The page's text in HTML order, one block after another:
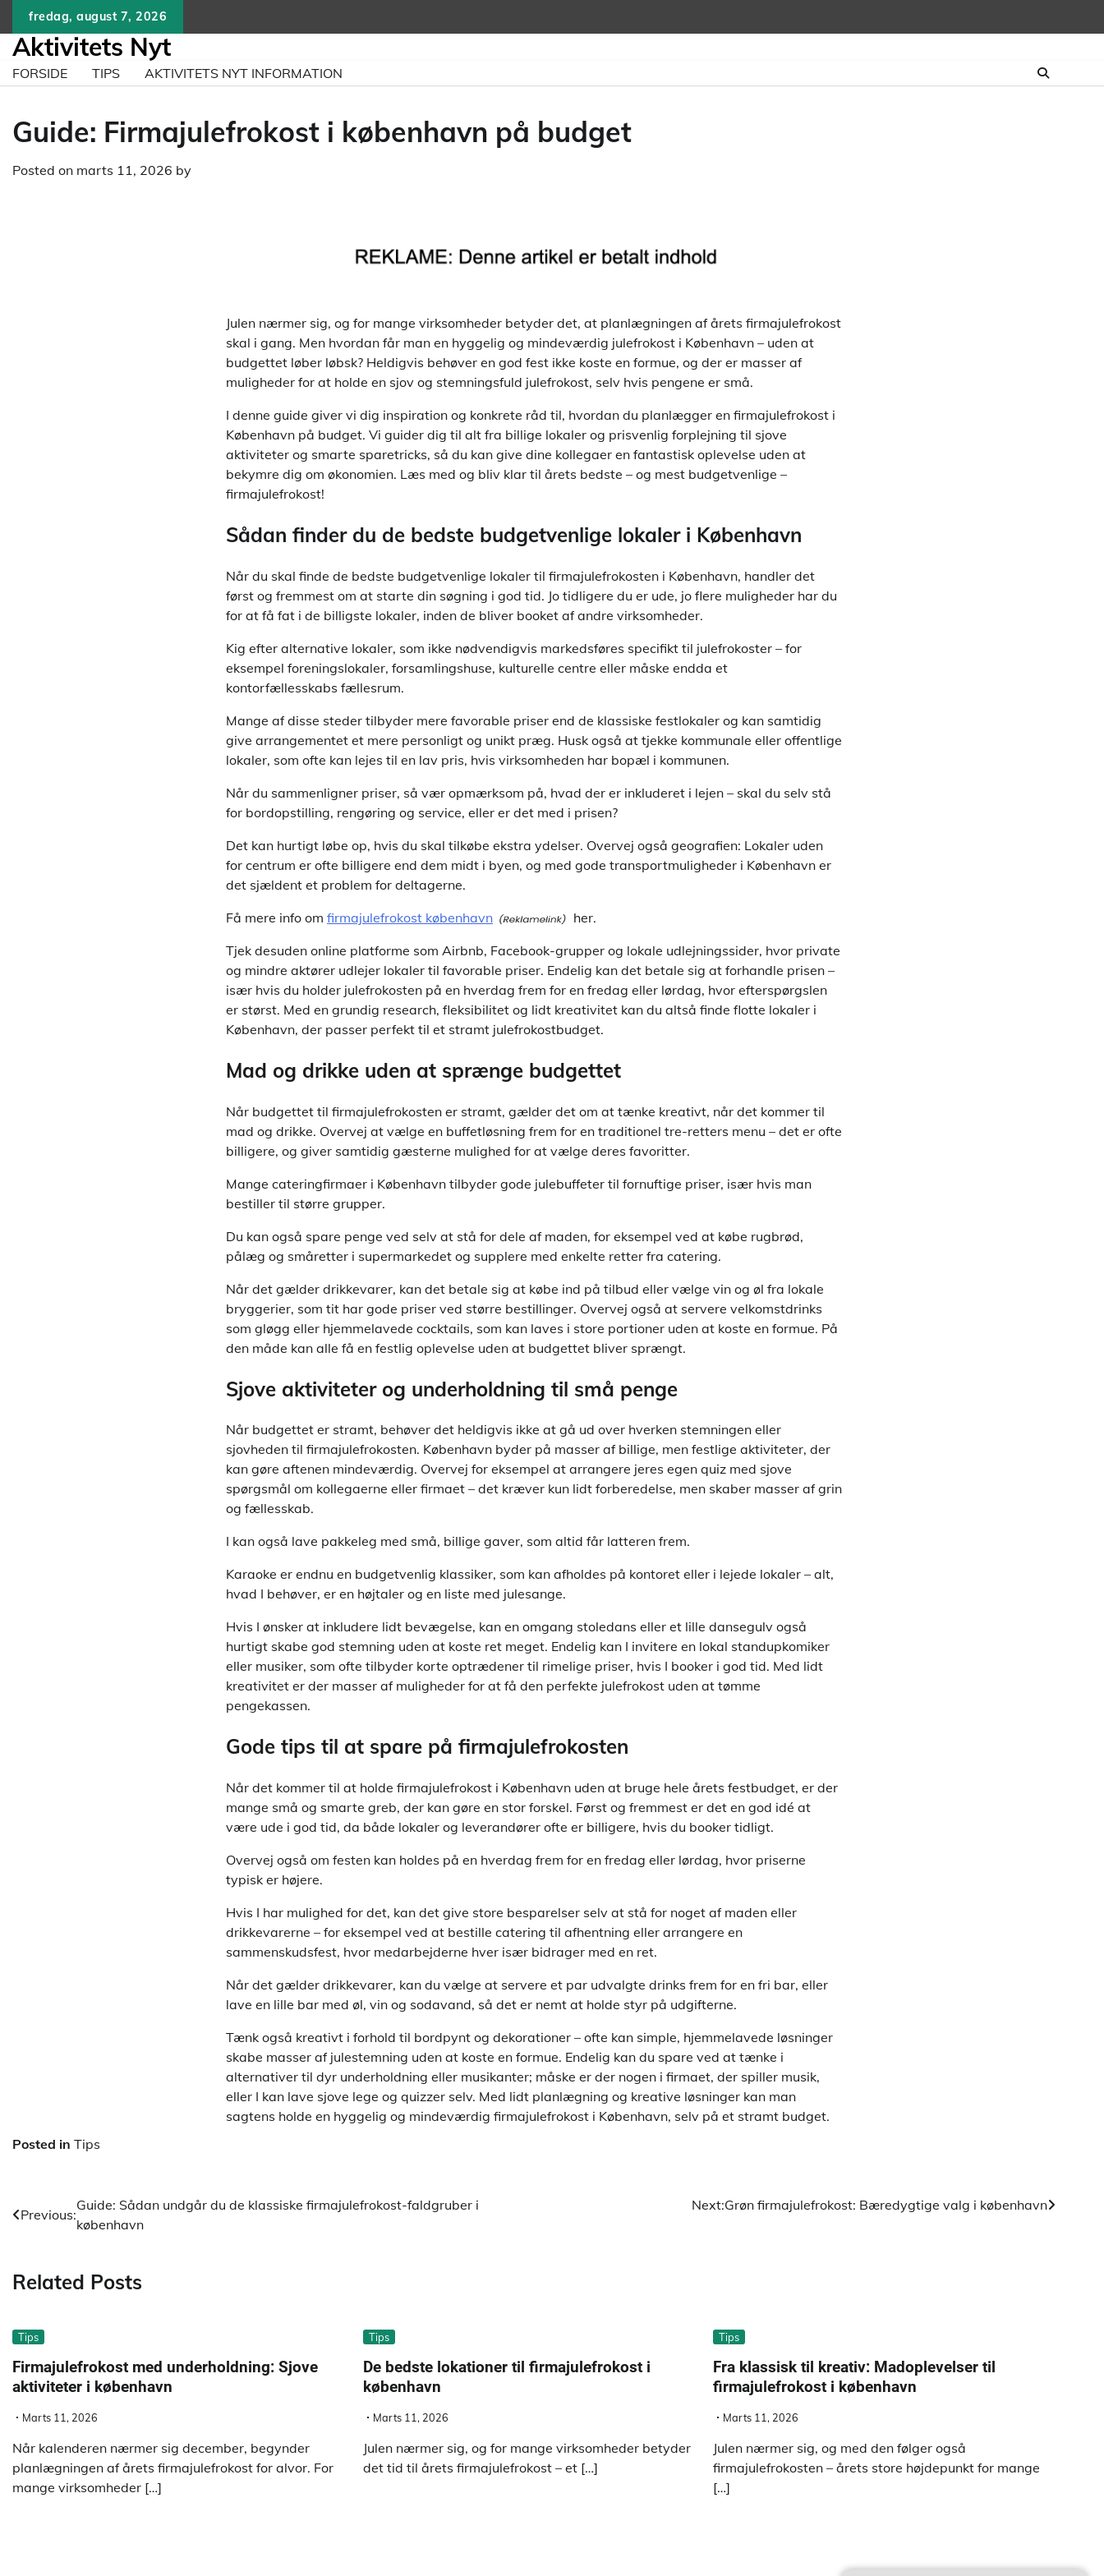
content
fredag, august 7, 2026
Aktivitets Nyt
FORSIDE TIPS AKTIVITETS NYT INFORMATION
Guide: Firmajulefrokost i københavn på budget
Posted on marts 11, 2026 by
Julen nærmer sig, og for mange virksomheder betyder det, at planlægningen af årets firmajulefrokost
skal i gang. Men hvordan får man en hyggelig og mindeværdig julefrokost i København – uden at
budgettet løber løbsk? Heldigvis behøver en god fest ikke koste en formue, og der er masser af
muligheder for at holde en sjov og stemningsfuld julefrokost, selv hvis pengene er små.
I denne guide giver vi dig inspiration og konkrete råd til, hvordan du planlægger en firmajulefrokost i
København på budget. Vi guider dig til alt fra billige lokaler og prisvenlig forplejning til sjove
aktiviteter og smarte sparetricks, så du kan give dine kollegaer en fantastisk oplevelse uden at
bekymre dig om økonomien. Læs med og bliv klar til årets bedste – og mest budgetvenlige –
firmajulefrokost!
Sådan finder du de bedste budgetvenlige lokaler i København
Når du skal finde de bedste budgetvenlige lokaler til firmajulefrokosten i København, handler det
først og fremmest om at starte din søgning i god tid. Jo tidligere du er ude, jo flere muligheder har du
for at få fat i de billigste lokaler, inden de bliver booket af andre virksomheder.
Kig efter alternative lokaler, som ikke nødvendigvis markedsføres specifikt til julefrokoster – for
eksempel foreningslokaler, forsamlingshuse, kulturelle centre eller måske endda et
kontorfællesskabs fællesrum.
Mange af disse steder tilbyder mere favorable priser end de klassiske festlokaler og kan samtidig
give arrangementet et mere personligt og unikt præg. Husk også at tjekke kommunale eller offentlige
lokaler, som ofte kan lejes til en lav pris, hvis virksomheden har bopæl i kommunen.
Når du sammenligner priser, så vær opmærksom på, hvad der er inkluderet i lejen – skal du selv stå
for bordopstilling, rengøring og service, eller er det med i prisen?
Det kan hurtigt løbe op, hvis du skal tilkøbe ekstra ydelser. Overvej også geografien: Lokaler uden
for centrum er ofte billigere end dem midt i byen, og med gode transportmuligheder i København er
det sjældent et problem for deltagerne.
Få mere info om firmajulefrokost københavn
her.
Tjek desuden online platforme som Airbnb, Facebook-grupper og lokale udlejningssider, hvor private
og mindre aktører udlejer lokaler til favorable priser. Endelig kan det betale sig at forhandle prisen –
især hvis du holder julefrokosten på en hverdag frem for en fredag eller lørdag, hvor efterspørgslen
er størst. Med en grundig research, fleksibilitet og lidt kreativitet kan du altså finde flotte lokaler i
København, der passer perfekt til et stramt julefrokostbudget.
Mad og drikke uden at sprænge budgettet
Når budgettet til firmajulefrokosten er stramt, gælder det om at tænke kreativt, når det kommer til
mad og drikke. Overvej at vælge en buffetløsning frem for en traditionel tre-retters menu – det er ofte
billigere, og giver samtidig gæsterne mulighed for at vælge deres favoritter.
Mange cateringfirmaer i København tilbyder gode julebuffeter til fornuftige priser, især hvis man
bestiller til større grupper.
Du kan også spare penge ved selv at stå for dele af maden, for eksempel ved at købe rugbrød,
pålæg og småretter i supermarkedet og supplere med enkelte retter fra catering.
Når det gælder drikkevarer, kan det betale sig at købe ind på tilbud eller vælge vin og øl fra lokale
bryggerier, som tit har gode priser ved større bestillinger. Overvej også at servere velkomstdrinks
som gløgg eller hjemmelavede cocktails, som kan laves i store portioner uden at koste en formue. På
den måde kan alle få en festlig oplevelse uden at budgettet bliver sprængt.
Sjove aktiviteter og underholdning til små penge
Når budgettet er stramt, behøver det heldigvis ikke at gå ud over hverken stemningen eller
sjovheden til firmajulefrokosten. København byder på masser af billige, men festlige aktiviteter, der
kan gøre aftenen mindeværdig. Overvej for eksempel at arrangere jeres egen quiz med sjove
spørgsmål om kollegaerne eller firmaet – det kræver kun lidt forberedelse, men skaber masser af grin
og fællesskab.
I kan også lave pakkeleg med små, billige gaver, som altid får latteren frem.
Karaoke er endnu en budgetvenlig klassiker, som kan afholdes på kontoret eller i lejede lokaler – alt,
hvad I behøver, er en højtaler og en liste med julesange.
Hvis I ønsker at inkludere lidt bevægelse, kan en omgang stoledans eller et lille dansegulv også
hurtigt skabe god stemning uden at koste ret meget. Endelig kan I invitere en lokal standupkomiker
eller musiker, som ofte tilbyder korte optrædener til rimelige priser, hvis I booker i god tid. Med lidt
kreativitet er der masser af muligheder for at få den perfekte julefrokost uden at tømme
pengekassen.
Gode tips til at spare på firmajulefrokosten
Når det kommer til at holde firmajulefrokost i København uden at bruge hele årets festbudget, er der
mange små og smarte greb, der kan gøre en stor forskel. Først og fremmest er det en god idé at
være ude i god tid, da både lokaler og leverandører ofte er billigere, hvis du booker tidligt.
Overvej også om festen kan holdes på en hverdag frem for en fredag eller lørdag, hvor priserne
typisk er højere.
Hvis I har mulighed for det, kan det give store besparelser selv at stå for noget af maden eller
drikkevarerne – for eksempel ved at bestille catering til afhentning eller arrangere en
sammenskudsfest, hvor medarbejderne hver især bidrager med en ret.
Når det gælder drikkevarer, kan du vælge at servere et par udvalgte drinks frem for en fri bar, eller
lave en lille bar med øl, vin og sodavand, så det er nemt at holde styr på udgifterne.
Tænk også kreativt i forhold til bordpynt og dekorationer – ofte kan simple, hjemmelavede løsninger
skabe masser af julestemning uden at koste en formue. Endelig kan du spare ved at tænke i
alternativer til dyr underholdning eller musikanter; måske er der nogen i firmaet, der spiller musik,
eller I kan lave sjove lege og quizzer selv. Med lidt planlægning og kreative løsninger kan man
sagtens holde en hyggelig og mindeværdig firmajulefrokost i København, selv på et stramt budget.
Posted in Tips
Indlægsnavigation
Previous:
Guide: Sådan undgår du de klassiske firmajulefrokost-faldgruber i
københavn
Next:Grøn firmajulefrokost: Bæredygtige valg i københavn
Related Posts
Tips
Firmajulefrokost med underholdning: Sjove
aktiviteter i københavn
Marts 11, 2026
Når kalenderen nærmer sig december, begynder
planlægningen af årets firmajulefrokost for alvor. For
mange virksomheder […]
Tips
De bedste lokationer til firmajulefrokost i
københavn
Marts 11, 2026
Julen nærmer sig, og for mange virksomheder betyder
det tid til årets firmajulefrokost – et […]
Tips
Fra klassisk til kreativ: Madoplevelser til
firmajulefrokost i københavn
Marts 11, 2026
Julen nærmer sig, og med den følger også
firmajulefrokosten – årets store højdepunkt for mange
[…]